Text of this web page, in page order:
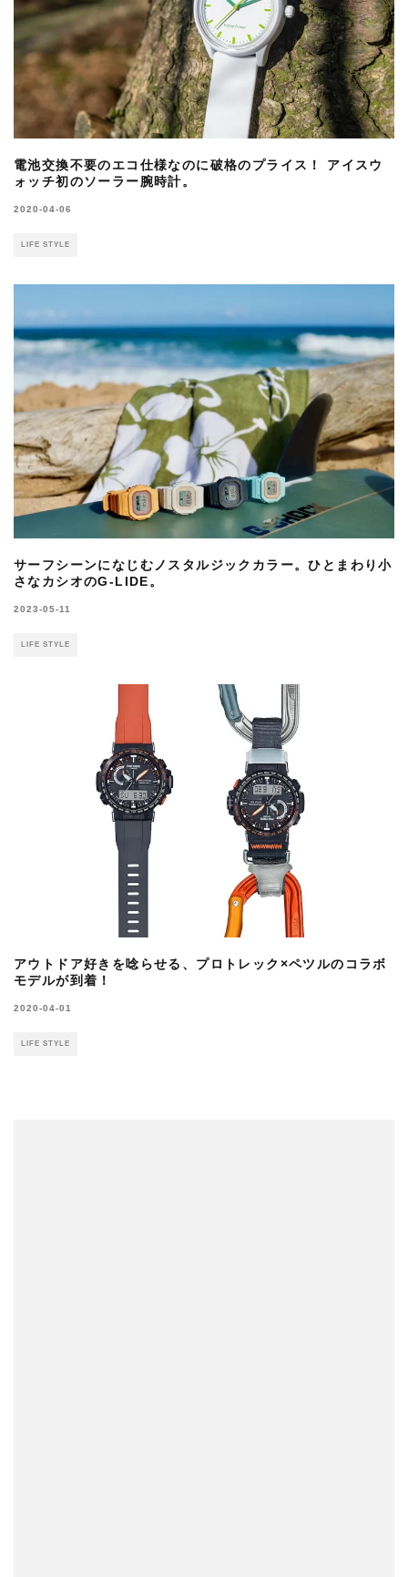
電池交換不要のエコ仕様なのに破格のプライス！ アイスウ
ォッチ初のソーラー腕時計。
2020-04-06
LIFE STYLE
サーフシーンになじむノスタルジックカラー。ひとまわり小
さなカシオのG-LIDE。
2023-05-11
LIFE STYLE
アウトドア好きを唸らせる、プロトレック×ペツルのコラボ
モデルが到着！
2020-04-01
LIFE STYLE